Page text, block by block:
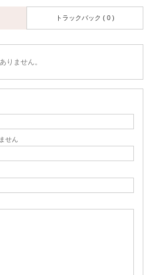
トラックバック ( 0 )
りません。
せん